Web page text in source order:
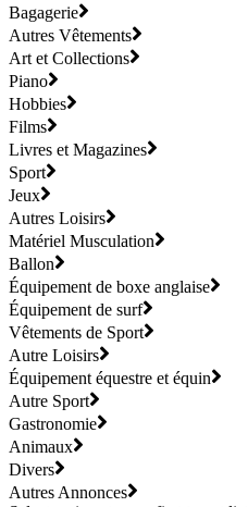
Bagagerie
Autres Vêtements
Art et Collections
Piano
Hobbies
Films
Livres et Magazines
Sport
Jeux
Autres Loisirs
Matériel Musculation
Ballon
Équipement de boxe anglaise
Équipement de surf
Vêtements de Sport
Autre Loisirs
Équipement équestre et équin
Autre Sport
Gastronomie
Animaux
Divers
Autres Annonces